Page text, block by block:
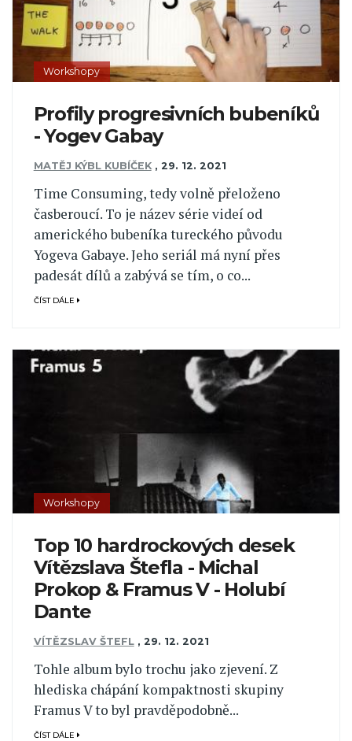
Workshopy
Profily progresivních bubeníků
- Yogev Gabay
MATĚJ KÝBL KUBÍČEK , 29. 12. 2021
Time Consuming, tedy volně přeloženo
časberoucí. To je název série videí od
amerického bubeníka tureckého původu
Yogeva Gabaye. Jeho seriál má nyní přes
padesát dílů a zabývá se tím, o co...
ČÍST DÁLE
Workshopy
Top 10 hardrockových desek
Vítězslava Štefla - Michal
Prokop & Framus V - Holubí
Dante
VÍTĚZSLAV ŠTEFL , 29. 12. 2021
Tohle album bylo trochu jako zjevení. Z
hlediska chápání kompaktnosti skupiny
Framus V to byl pravděpodobně...
ČÍST DÁLE